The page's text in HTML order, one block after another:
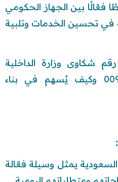
فعّالًا بين الجهاز الحكومي
في تحسين الخدمات وتلبية
شكاوى وزارة الداخلية
السعودية 00966114011994 وكيف يُسهم في بناء
يمثل وسيلة فعّالة